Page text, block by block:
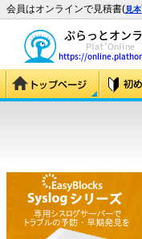
会員はオンラインで見積書(見本